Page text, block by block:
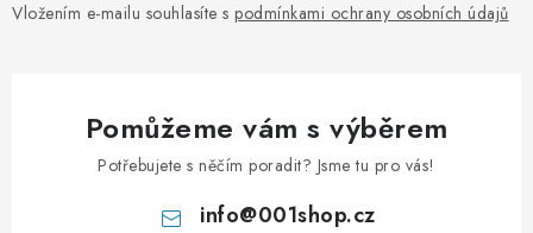
Vložením e-mailu souhlasíte s podmínkami ochrany osobních údajů
Pomůžeme vám s výběrem
Potřebujete s něčím poradit? Jsme tu pro vás!
info@001shop.cz